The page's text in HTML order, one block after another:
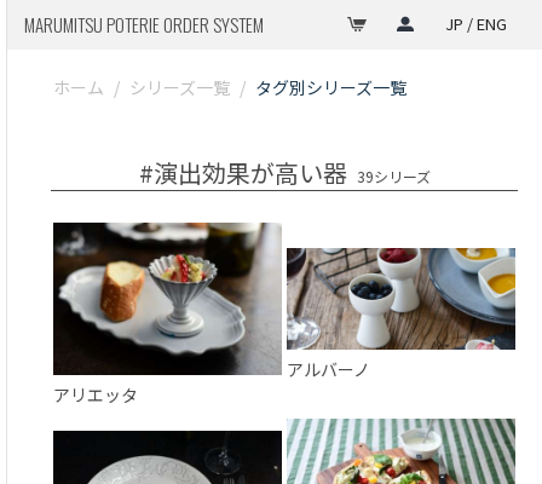
MARUMITSU POTERIE ORDER SYSTEM JP / ENG
ホーム / シリーズ一覧 / タグ別シリーズ一覧
#演出効果が高い器 39シリーズ
アリエッタ
アルバーノ